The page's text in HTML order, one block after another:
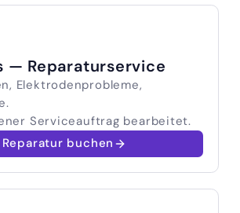
— Reparaturservice
Elektrodenprobleme,
Serviceauftrag bearbeitet.
Reparatur buchen